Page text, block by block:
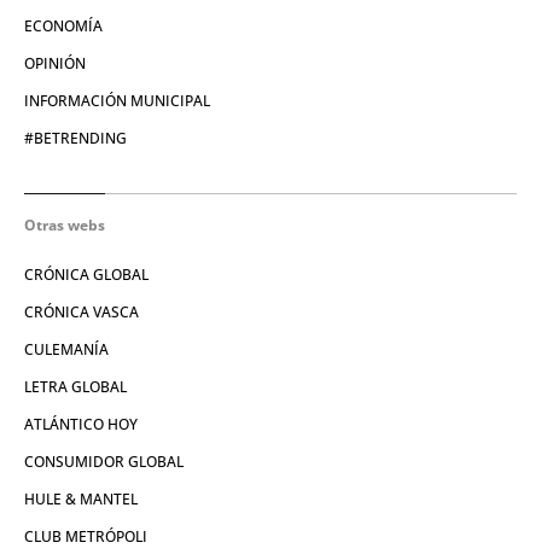
ECONOMÍA
OPINIÓN
INFORMACIÓN MUNICIPAL
#BETRENDING
Otras webs
CRÓNICA GLOBAL
CRÓNICA VASCA
CULEMANÍA
LETRA GLOBAL
ATLÁNTICO HOY
CONSUMIDOR GLOBAL
HULE & MANTEL
CLUB METRÓPOLI